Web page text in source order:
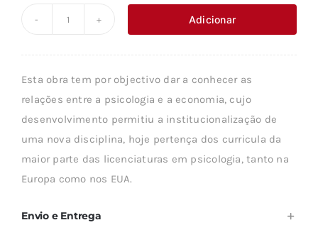
original
era:
é:
PSICOLOGIA
ECONÓMICA
Adicionar
Esta obra tem por objectivo dar a conhecer as
relações entre a psicologia e a economia, cujo
desenvolvimento permitiu a institucionalização de
uma nova disciplina, hoje pertença dos curricula da
maior parte das licenciaturas em psicologia, tanto na
Europa como nos EUA.
Envio e Entrega